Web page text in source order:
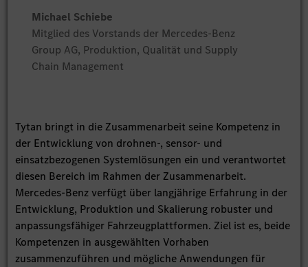
Michael Schiebe
Mitglied des Vorstands der Mercedes-Benz
Group AG, Produktion, Qualität und Supply
Chain Management
Tytan bringt in die Zusammenarbeit seine Kompetenz in
der Entwicklung von drohnen-, sensor- und
einsatzbezogenen Systemlösungen ein und verantwortet
diesen Bereich im Rahmen der Zusammenarbeit.
Mercedes-Benz verfügt über langjährige Erfahrung in der
Entwicklung, Produktion und Skalierung robuster und
anpassungsfähiger Fahrzeugplattformen. Ziel ist es, beide
Kompetenzen in ausgewählten Vorhaben
zusammenzuführen und mögliche Anwendungen für